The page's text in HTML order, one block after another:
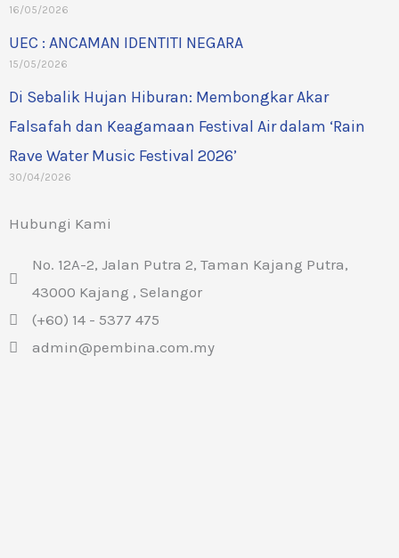
16/05/2026
UEC : ANCAMAN IDENTITI NEGARA
15/05/2026
Di Sebalik Hujan Hiburan: Membongkar Akar
Falsafah dan Keagamaan Festival Air dalam ‘Rain
Rave Water Music Festival 2026’
30/04/2026
Hubungi Kami
No. 12A-2, Jalan Putra 2, Taman Kajang Putra,
43000 Kajang , Selangor
(+60) 14 - 5377 475
admin@pembina.com.my